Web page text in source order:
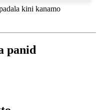
kini kanamo
panid